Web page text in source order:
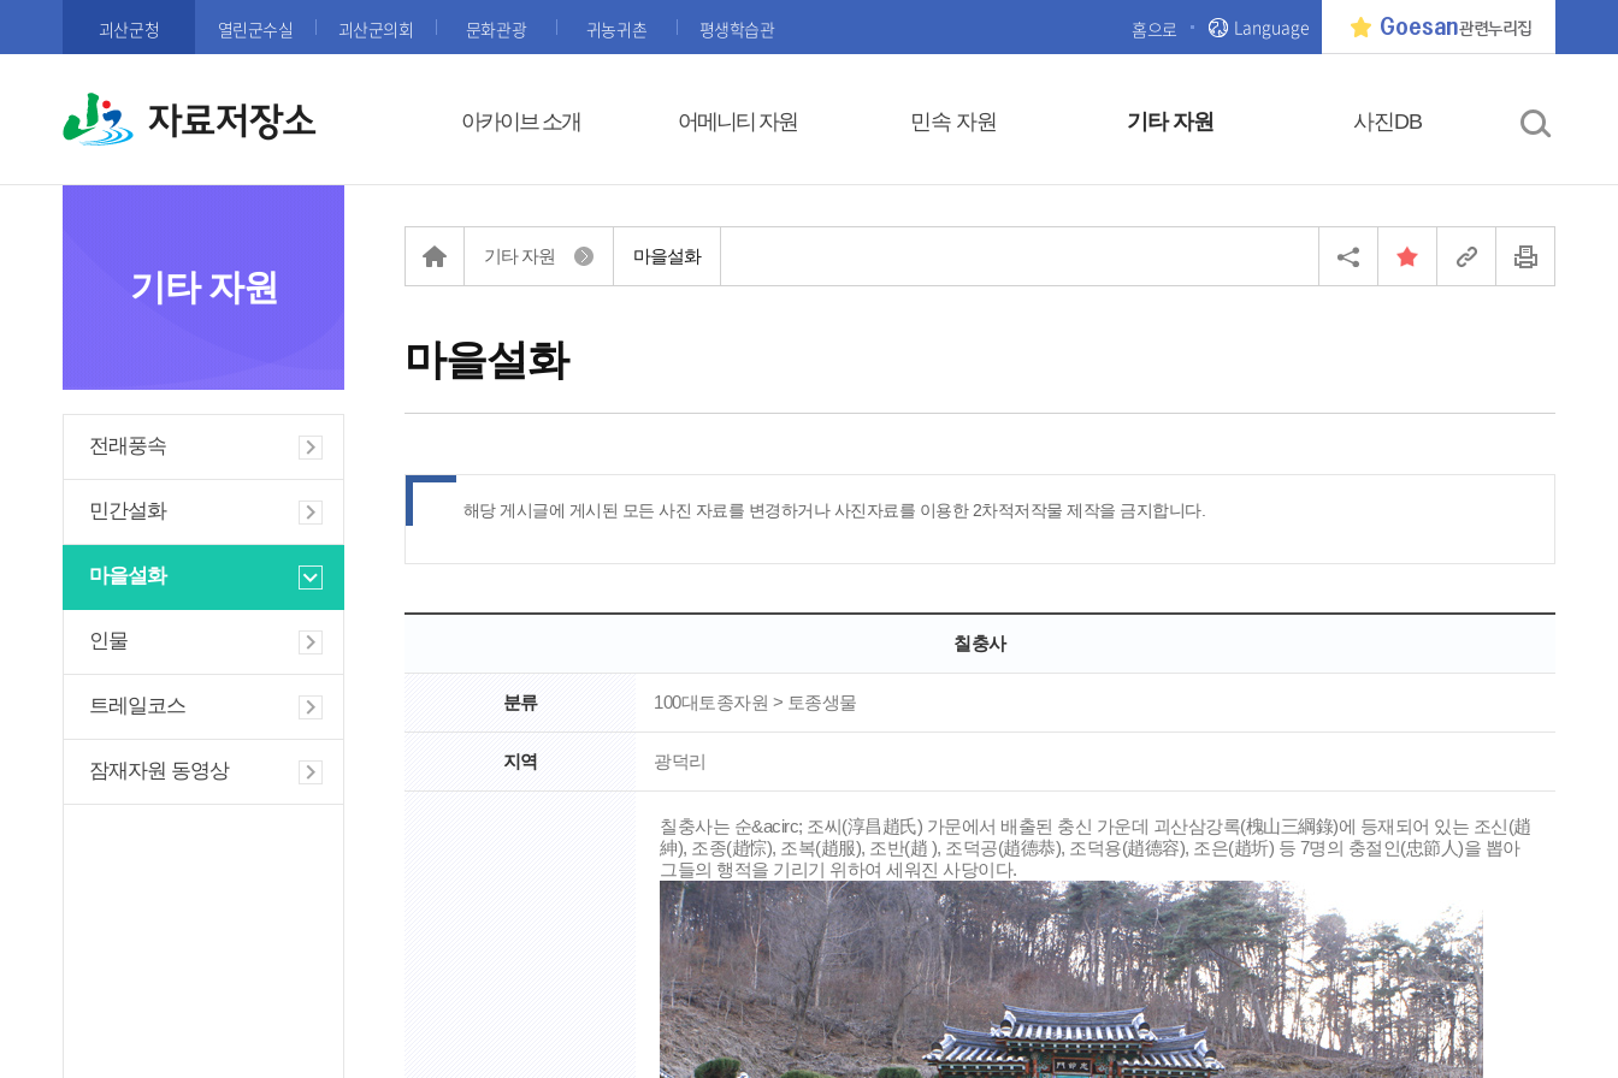
괴산군청 열린군수실 괴산군의회 문화관광 귀농귀촌 평생학습관 홈으로 Language Goesan관련누리집
자료저장소 아카이브 소개 어메니티 자원 민속 자원 기타 자원 사진DB
기타 자원
전래풍속
민간설화
마을설화
인물
트레일코스
잠재자원 동영상
마을설화
기타 자원 마을설화
해당 게시글에 게시된 모든 사진 자료를 변경하거나 사진자료를 이용한 2차적저작물 제작을 금지합니다.
칠충사
분류 100대토종자원 > 토종생물
지역 광덕리
칠충사는 순&acirc; 조씨(淳昌趙氏) 가문에서 배출된 충신 가운데 괴산삼강록(槐山三綱錄)에 등재되어 있는 조신(趙
紳), 조종(趙悰), 조복(趙服), 조반(趙 ), 조덕공(趙德恭), 조덕용(趙德容), 조은(趙圻) 등 7명의 충절인(忠節人)을 뽑아
그들의 행적을 기리기 위하여 세워진 사당이다.